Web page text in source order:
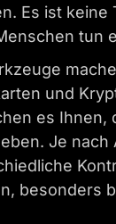
Es ist keine
tun
und
es Ihnen,
Je nach
besonders